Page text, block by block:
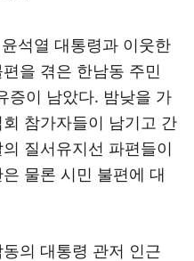
석열 대통령과 이웃한
을 겪은 한남동 주민
증이 남았다. 밤낮을 가
참가자들이 남기고 간
질서유지선 파편들이
물론 시민 불편에 대
의 대통령 관저 인근